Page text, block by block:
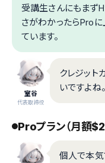
受講生さんにもまず
さがわかったらProに
ています。
室谷
代表取締役
クレジット
いですよね
Proプラン（月額
個人で本気